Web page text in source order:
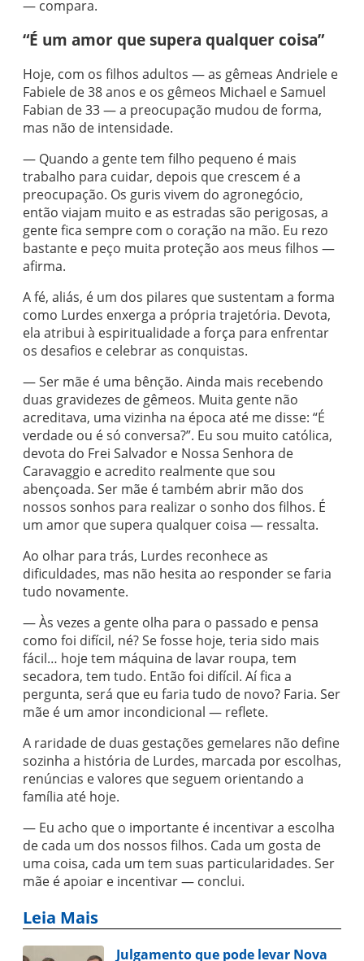
— compara.
“É um amor que supera qualquer coisa”
Hoje, com os filhos adultos — as gêmeas Andriele e
Fabiele de 38 anos e os gêmeos Michael e Samuel
Fabian de 33 — a preocupação mudou de forma,
mas não de intensidade.
— Quando a gente tem filho pequeno é mais
trabalho para cuidar, depois que crescem é a
preocupação. Os guris vivem do agronegócio,
então viajam muito e as estradas são perigosas, a
gente fica sempre com o coração na mão. Eu rezo
bastante e peço muita proteção aos meus filhos —
afirma.
A fé, aliás, é um dos pilares que sustentam a forma
como Lurdes enxerga a própria trajetória. Devota,
ela atribui à espiritualidade a força para enfrentar
os desafios e celebrar as conquistas.
— Ser mãe é uma bênção. Ainda mais recebendo
duas gravidezes de gêmeos. Muita gente não
acreditava, uma vizinha na época até me disse: “É
verdade ou é só conversa?”. Eu sou muito católica,
devota do Frei Salvador e Nossa Senhora de
Caravaggio e acredito realmente que sou
abençoada. Ser mãe é também abrir mão dos
nossos sonhos para realizar o sonho dos filhos. É
um amor que supera qualquer coisa — ressalta.
Ao olhar para trás, Lurdes reconhece as
dificuldades, mas não hesita ao responder se faria
tudo novamente.
— Às vezes a gente olha para o passado e pensa
como foi difícil, né? Se fosse hoje, teria sido mais
fácil… hoje tem máquina de lavar roupa, tem
secadora, tem tudo. Então foi difícil. Aí fica a
pergunta, será que eu faria tudo de novo? Faria. Ser
mãe é um amor incondicional — reflete.
A raridade de duas gestações gemelares não define
sozinha a história de Lurdes, marcada por escolhas,
renúncias e valores que seguem orientando a
família até hoje.
— Eu acho que o importante é incentivar a escolha
de cada um dos nossos filhos. Cada um gosta de
uma coisa, cada um tem suas particularidades. Ser
mãe é apoiar e incentivar — conclui.
Leia Mais
Julgamento que pode levar Nova